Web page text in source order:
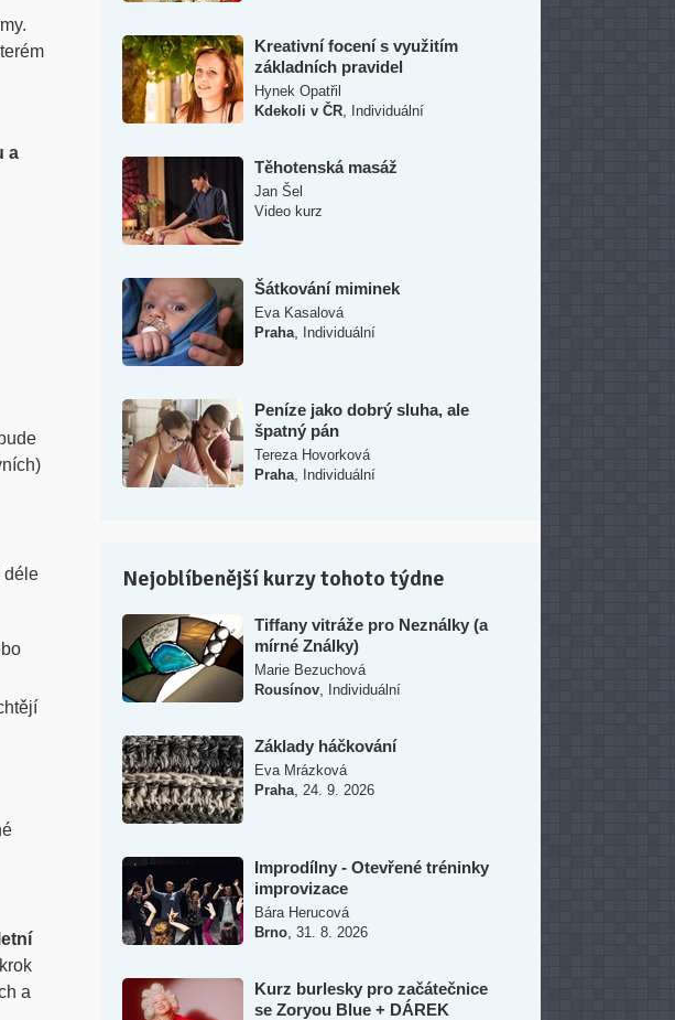
a
déle
a
Kreativní focení s využitím
základních pravidel
Hynek Opatřil
Kdekoli v ČR
Individuální
Těhotenská masáž
Jan Šel
Video kurz
Šátkování miminek
Eva Kasalová
Praha
Individuální
Peníze jako dobrý sluha, ale
špatný pán
Tereza Hovorková
Praha
Individuální
Nejoblíbenější kurzy tohoto týdne
Tiffany vitráže pro Neználky (a
mírné Ználky)
Marie Bezuchová
Rousínov
Individuální
Základy háčkování
Eva Mrázková
Praha 24. 9. 2026
Improdílny - Otevřené tréninky
improvizace
Bára Herucová
Brno 31. 8. 2026
Kurz burlesky pro začátečnice
se Zoryou Blue + DÁREK